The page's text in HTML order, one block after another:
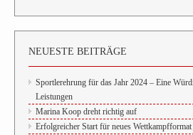
NEUESTE BEITRÄGE
Sportlerehrung für das Jahr 2024 – Eine
Leistungen
Marina Koop dreht richtig auf
Erfolgreicher Start für neues